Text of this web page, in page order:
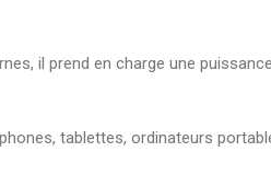
il prend en charge une
tablettes, ordinateurs